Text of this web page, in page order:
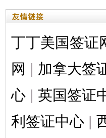
丁丁美国签证
网 | 加拿大签
心 | 英国签证
利签证中心 |